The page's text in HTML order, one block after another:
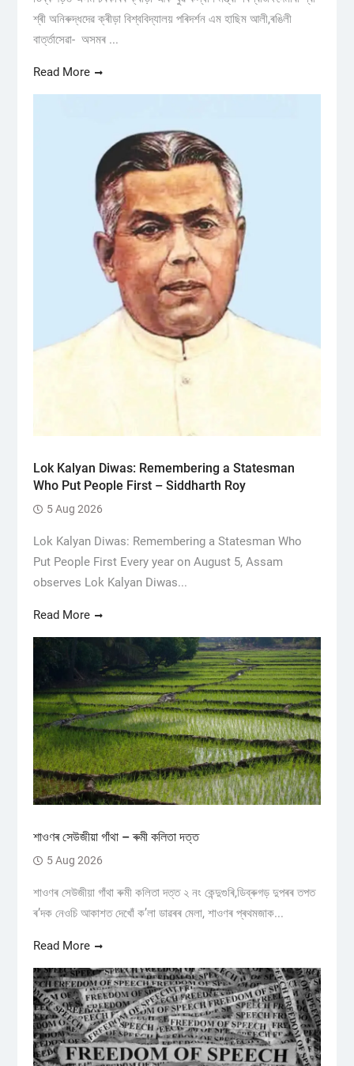
শ্ৰী অনিৰুদ্ধদেৱ ক্ৰীড়া বিশ্ববিদ্যালয় পৰিদৰ্শন এম হাছিম আলী,ৰঙিলী
বাৰ্ত্তাসেৱা- অসমৰ ...
Read More
Lok Kalyan Diwas: Remembering a Statesman
Who Put People First – Siddharth Roy
5 Aug 2026
Lok Kalyan Diwas: Remembering a Statesman Who
Put People First Every year on August 5, Assam
observes Lok Kalyan Diwas...
Read More
শাওণৰ সেউজীয়া গাঁথা – ৰুমী কলিতা দত্ত
5 Aug 2026
শাওণৰ সেউজীয়া গাঁথা ৰুমী কলিতা দত্ত ২ নং কেন্দুগুৰি,ডিব্ৰুগড় ​দুপৰৰ তপত
ৰ’দক নেওচি আকাশত দেখোঁ ক’লা ডাৱৰৰ মেলা, শাওণৰ প্ৰথমজাক...
Read More